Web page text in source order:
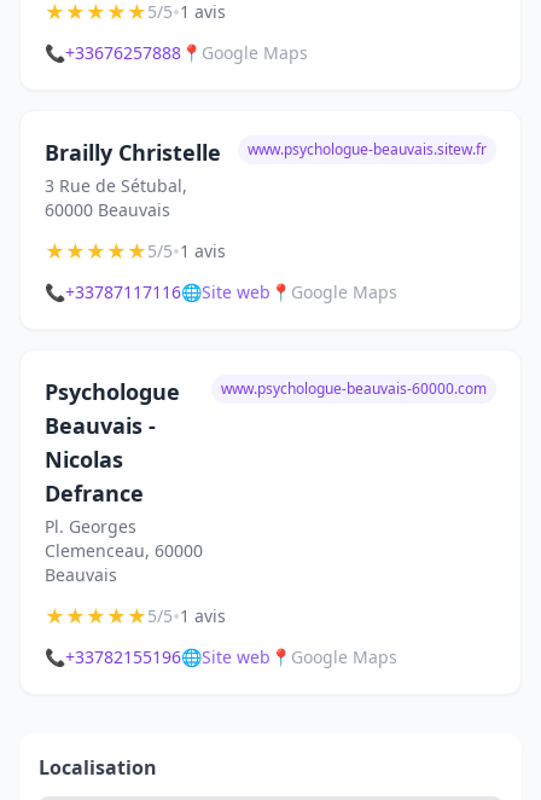
★★★★★5/5•1 avis
📞+33676257888 📍 Google Maps
Brailly Christelle
3 Rue de Sétubal,
60000 Beauvais
www.psychologue-beauvais.sitew.fr
★★★★★5/5•1 avis
📞+33787117116🌐Site web 📍 Google Maps
Psychologue
Beauvais -
Nicolas
Defrance
Pl. Georges
Clemenceau, 60000
Beauvais
www.psychologue-beauvais-60000.com
★★★★★5/5•1 avis
📞+33782155196🌐Site web 📍 Google Maps
Localisation